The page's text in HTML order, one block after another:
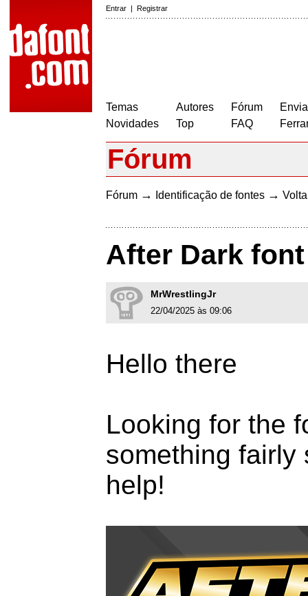
Entrar | Registrar
Temas
Novidades
Autores
Top
Fórum
FAQ
Fórum
Fórum → Identificação de fontes →
After Dark font
MrWrestlingJr
22/04/2025 às 09:06
Hello there
Looking for the
something fairly
help!